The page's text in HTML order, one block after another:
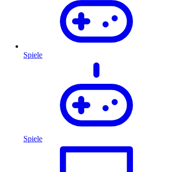
Spiele
Spiele